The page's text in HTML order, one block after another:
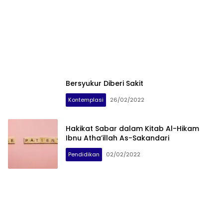
Bersyukur Diberi Sakit
Kontemplasi 26/02/2022
Hakikat Sabar dalam Kitab Al-Hikam
Ibnu Atha’illah As-Sakandari
Pendidikan 02/02/2022